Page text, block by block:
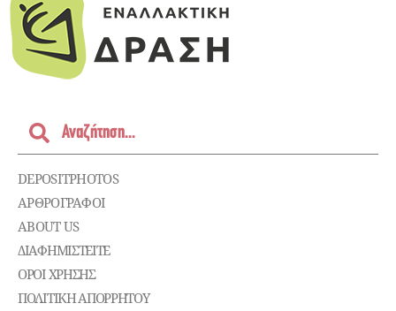
DEPOSITPHOTOS
ΑΡΘΡΟΓΡΑΦΟΙ
ABOUT US
ΔΙΑΦΗΜΙΣΤΕΊΤΕ
ΌΡΟΙ ΧΡΉΣΗΣ
ΠΟΛΙΤΙΚΉ ΑΠΟΡΡΉΤΟΥ